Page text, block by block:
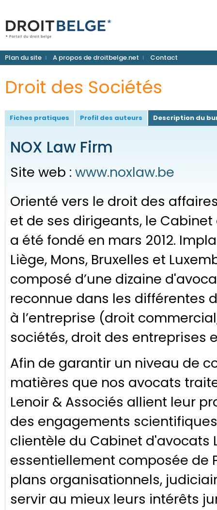
Plan du site A propos de droitbelge.net Contact
Droit des Sociétés
Fiches pratiques Profil des auteurs Description du
NOX Law Firm
Site web : www.noxlaw.be
Orienté vers le droit des
et de ses dirigeants, le Cabinet
a été fondé en mars 2012.
Liège, Mons, Bruxelles et
composé d’une dizaine
reconnue dans les différentes
à l’entreprise (droit
sociétés, droit des entreprises
Afin de garantir un niveau de
matières que nos avocats
Lenoir & Associés allient leur
des engagements
clientèle du Cabinet d'avocats
essentiellement composée de
plans organisationnels,
servir au mieux leurs intérêts